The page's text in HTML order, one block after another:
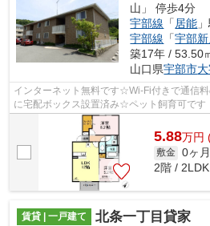
山」 停歩4分
宇部線 「 居能
宇部線 「宇部新
築17年 / 53.50
山口県宇部市
インターネット無料です☆Wi-Fi付きで通信
に宅配ボックス設置済み☆ペット飼育可で
明、ガスコンロ付き☆
5.88万円
敷金 0ヶ月
2階 /
賃貸 | 一戸建て 北条一丁目貸家